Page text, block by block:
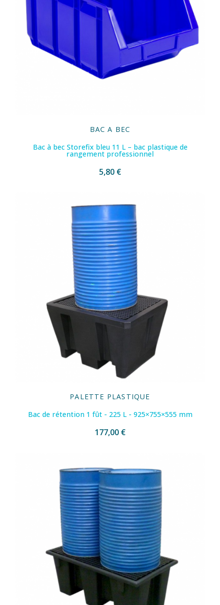
BAC A BEC
Bac à bec Storefix bleu 11 L – bac plastique de
rangement professionnel
5,80 €
PALETTE PLASTIQUE
Bac de rétention 1 fût - 225 L - 925×755×555 mm
177,00 €